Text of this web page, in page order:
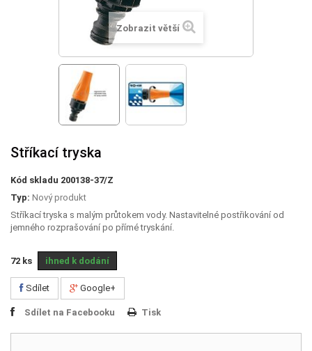
Zobrazit větší
Stříkací tryska
Kód skladu 200138-37/Z
Typ: Nový produkt
Stříkací tryska s malým průtokem vody. Nastavitelné postřikování od
jemného rozprašování po přímé tryskání.
72 ks ihned k dodání
Sdílet Google+
Sdílet na Facebooku Tisk